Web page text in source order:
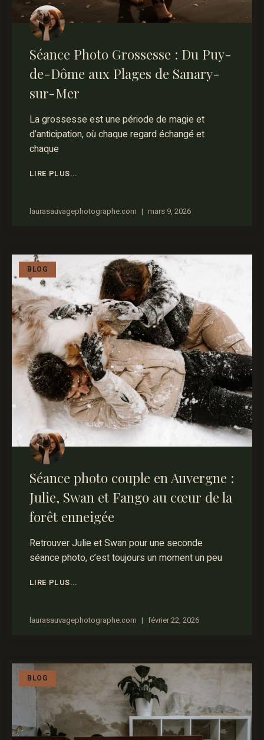
Séance Photo Grossesse : Du Puy-
de-Dôme aux Plages de Sanary-
sur-Mer
La grossesse est une période de magie et
d’anticipation, où chaque regard échangé et
chaque
LIRE PLUS...
laurasauvagephotographe.com mars 9, 2026
BLOG
Séance photo couple en Auvergne :
Julie, Swan et Fango au cœur de la
forêt enneigée
Retrouver Julie et Swan pour une seconde
séance photo, c’est toujours un moment un peu
LIRE PLUS...
laurasauvagephotographe.com février 22, 2026
BLOG